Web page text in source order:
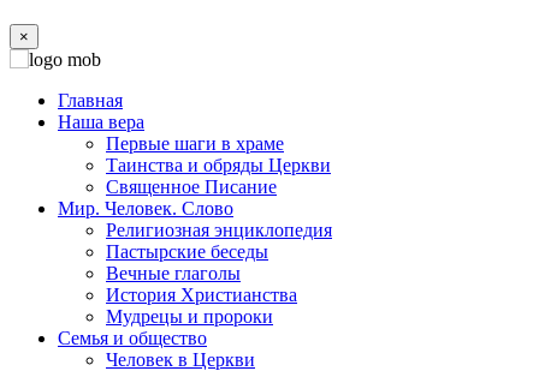
×
Главная
Наша вера
Первые шаги в храме
Таинства и обряды Церкви
Священное Писание
Мир. Человек. Слово
Религиозная энциклопедия
Пастырские беседы
Вечные глаголы
История Христианства
Мудрецы и пророки
Семья и общество
Человек в Церкви